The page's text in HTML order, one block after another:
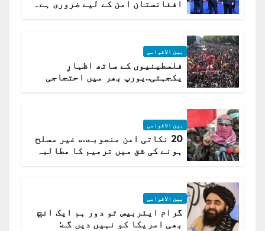
افغانستان امن کے لیے ضروری ہے۔
بین الاقوامی
فلسطینیوں کے ساتھ اظہارِ
یکجہتی..یورپ بھر میں احتجاجی
بین الاقوامی
20 نکاتی امن منصوبے…. غیر مسلح
ہونے کی شق میں ترمیم کا مطالبہ
بین الاقوامی
گرام ایئربیس تو دور ہم ایک انچ
بھی امریکا کو نہیں دیں گے: